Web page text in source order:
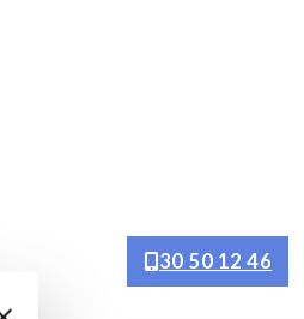
30 50 12 46